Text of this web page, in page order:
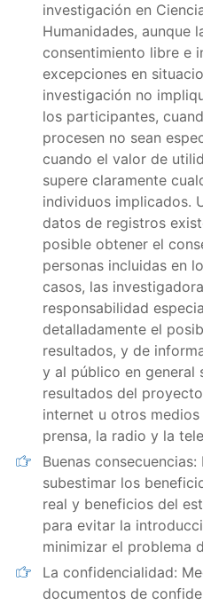
investigación en
Humanidades, aunque
consentimiento libre e
excepciones en
investigación no
los participantes,
procesen no sean
cuando el valor de
supere claramente
individuos implicados.
datos de registros
posible obtener el
personas incluidas en
casos, las
responsabilidad
detalladamente el
resultados, y de
y al público en general
resultados del
internet u otros
prensa, la radio y la
Buenas
subestimar los
real y beneficios del
para evitar la
minimizar el problema
La confidencialidad:
documentos de